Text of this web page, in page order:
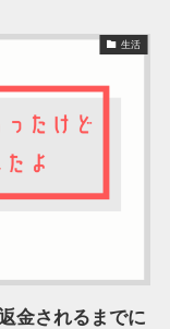
生活
金されるまでに